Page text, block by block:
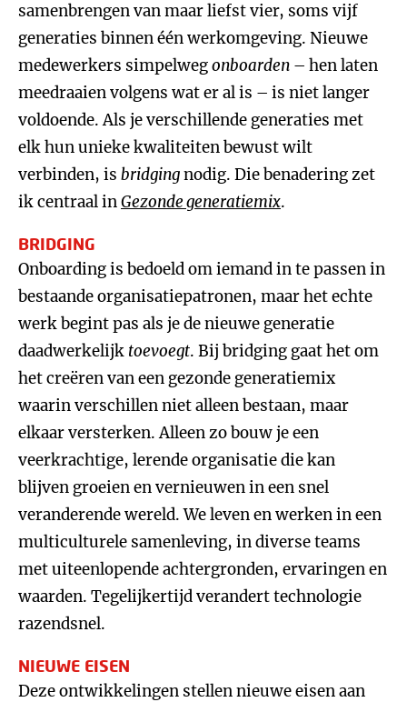
samenbrengen van maar liefst vier, soms vijf
generaties binnen één werkomgeving. Nieuwe
medewerkers simpelwegonboarden – hen laten
meedraaien volgens wat er al is – is niet langer
voldoende. Als je verschillende generaties met
elk hun unieke kwaliteiten bewust wilt
verbinden, is bridgingnodig. Die benadering zet
ik centraal inGezonde generatiemix.
BRIDGING
Onboarding is bedoeld om iemand in te passen in
bestaande organisatiepatronen, maar het echte
werk begint pas als je de nieuwe generatie
daadwerkelijk toevoegt. Bij bridging gaat het om
het creëren van een gezonde generatiemix
waarin verschillen niet alleen bestaan, maar
elkaar versterken. Alleen zo bouw je een
veerkrachtige, lerende organisatie die kan
blijven groeien en vernieuwen in een snel
veranderende wereld. We leven en werken in een
multiculturele samenleving, in diverse teams
met uiteenlopende achtergronden, ervaringen en
waarden. Tegelijkertijd verandert technologie
razendsnel.
NIEUWE EISEN
Deze ontwikkelingen stellen nieuwe eisen aan